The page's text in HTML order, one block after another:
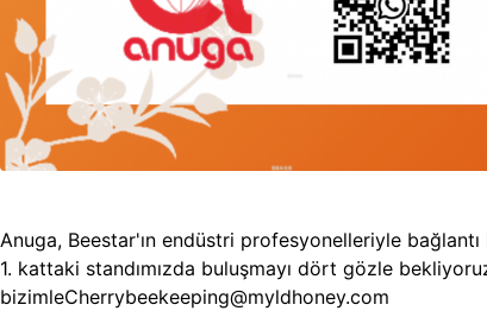
Anuga, Beestar'ın endüstri profesyonelleriyle bağlantı
1. kattaki standımızda buluşmayı dört gözle
bizimleCherrybeekeeping@myldhoney.com